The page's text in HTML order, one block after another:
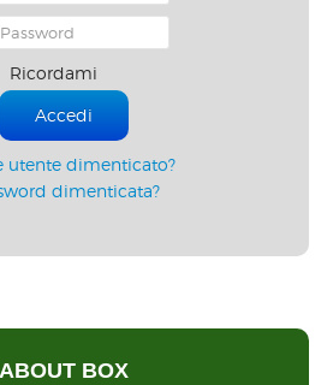
Ricordami
Accedi
utente dimenticato?
dimenticata?
ABOUT BOX